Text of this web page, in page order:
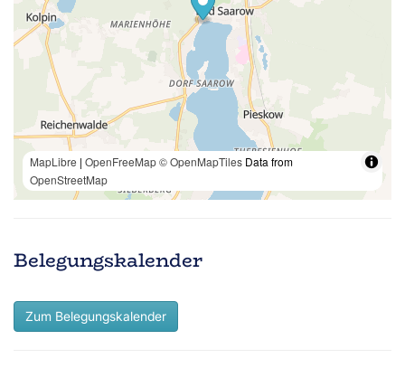
MapLibre | OpenFreeMap© OpenMapTiles Data from
OpenStreetMap
Belegungskalender
Zum Belegungskalender